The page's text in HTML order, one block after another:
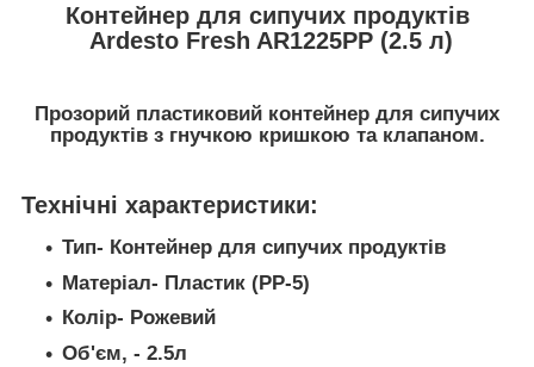
Контейнер для сипучих продуктів
Ardesto Fresh AR1225PP (2.5 л)
Прозорий пластиковий контейнер для сипучих
продуктів з гнучкою кришкою та клапаном.
Технічні характеристики:
Тип- Контейнер для сипучих продуктів
Матеріал- Пластик (PP-5)
Колір- Рожевий
Об'єм, - 2.5л